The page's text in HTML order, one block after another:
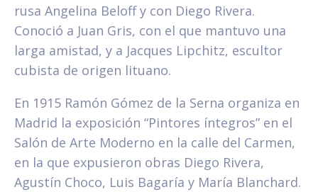
rusa Angelina Beloff y con Diego Rivera.
Conoció a Juan Gris, con el que mantuvo una
larga amistad, y a Jacques Lipchitz, escultor
cubista de origen lituano.
En 1915 Ramón Gómez de la Serna organiza en
Madrid la exposición “Pintores íntegros” en el
Salón de Arte Moderno en la calle del Carmen,
en la que expusieron obras Diego Rivera,
Agustín Choco, Luis Bagaría y María Blanchard.